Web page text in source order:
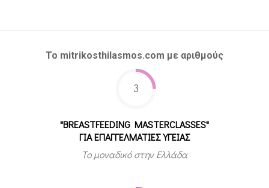
Το mitrikosthilasmos.com με αριθμούς
3
"BREASTFEEDING MASTERCLASSES"
ΓΙΑ ΕΠΑΓΓΕΛΜΑΤΙΕΣ ΥΓΕΙΑΣ
Το μοναδικό στην Ελλάδα